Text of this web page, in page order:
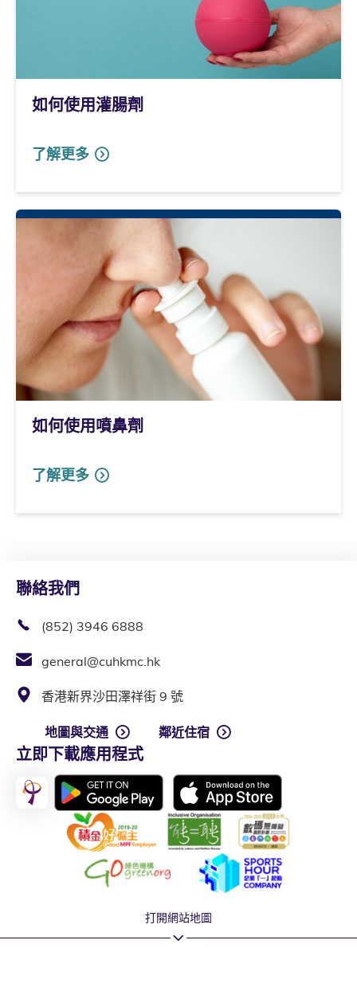
如何使用灌腸劑
了解更多
如何使用噴鼻劑
了解更多
聯絡我們
(852) 3946 6888
general@cuhkmc.hk
香港新界沙田澤祥街 9 號
地圖與交通 鄰近住宿
立即下載應用程式
打開網站地圖